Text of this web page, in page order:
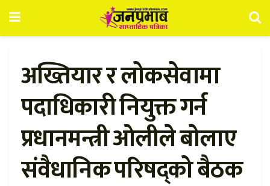
अख्तियार र लोकसेवामा
पदाधिकारी नियुक्त गर्न
प्रधानमन्त्री ओलीले बोलाए
संवैधानिक परिषद्को बैठक